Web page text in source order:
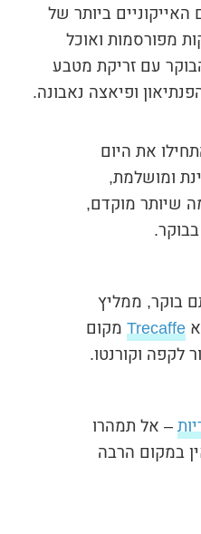
ביותר של
מפורסמות ואוכל
עם זריקת מטבע
ופיאצה נאבונה.
את היום
ומושלמת,
שיותר מוקדם,
בוקר, ממליץ
Trecaffeמקום
לקפה וקורנטו.
– אל תמהרו
במקום הרבה